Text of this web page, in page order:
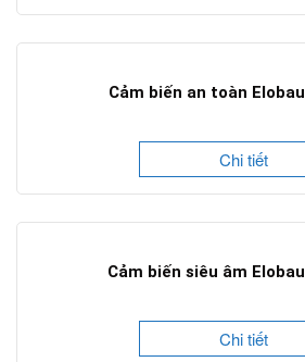
Cảm biến an toàn
Chi tiết
Cảm biến siêu âm
Chi tiết